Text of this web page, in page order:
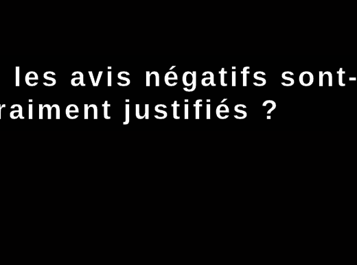
les avis négatifs sont-
justifiés ?